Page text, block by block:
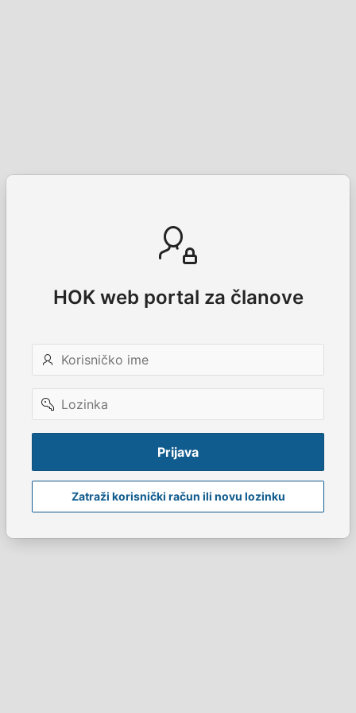
HOK web portal za članove
Korisničko
ime
Lozinka
Prijava
Zatraži korisnički račun ili novu lozinku